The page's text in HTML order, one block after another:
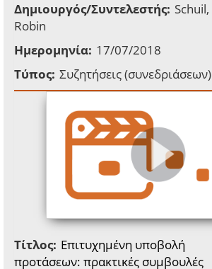
Δημιουργός/Συντελεστής: Schuil,
Robin
Ημερομηνία: 17/07/2018
Τύπος: Συζητήσεις (συνεδριάσεων)
Τίτλος: Επιτυχημένη υποβολή
προτάσεων: πρακτικές συμβουλές